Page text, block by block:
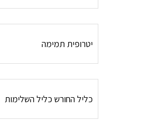
יטרופית תמימה
כליל החורש כליל השלימות